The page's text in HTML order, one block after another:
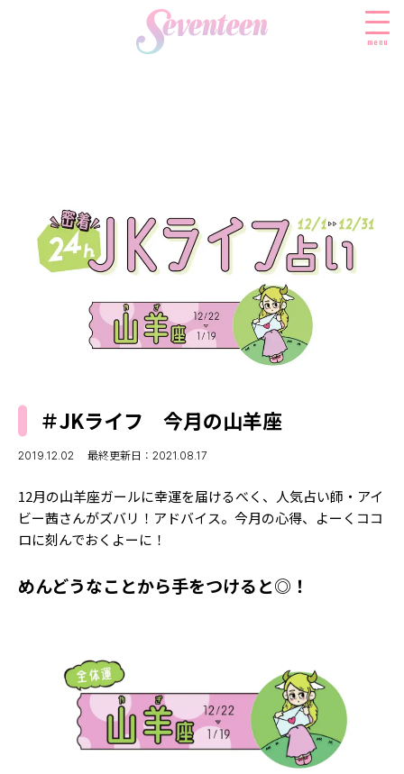
menu
ファッションニュース
モデル私服
着回し
BEAUTY
ビューティニュース
トレンドメイク
ベストコスメ
ヘアアレンジ・ヘアケア
SCHOOL
制服コーデ
学校ヘアメイク
エンタメニュース
なにわ男子
LIFESTYLE
モデルの購入品
おでかけ
MODELS
MODEL'S BLOG
TikTok
Instagram
FORTUNE
ミスセブンティーンニュース
MAGAZINE
バックナンバー
INFORMATION
Seventeenについて
＃JKライフ 今月の山羊座
2019.12.02 最終更新日：2021.08.17
12月の山羊座ガールに幸運を届けるべく、人気占い師・アイ
ビー茜さんがズバリ！アドバイス。今月の心得、よーくココ
ロに刻んでおくよーに！
めんどうなことから手をつけると◎！